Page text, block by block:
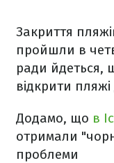
Закриття
пройшли в
ради йдеться,
відкрити
Додамо, що в
отримали
проблеми